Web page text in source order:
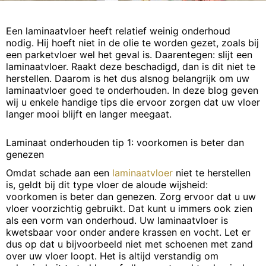
Een laminaatvloer heeft relatief weinig onderhoud
nodig. Hij hoeft niet in de olie te worden gezet, zoals bij
een parketvloer wel het geval is. Daarentegen: slijt een
laminaatvloer. Raakt deze beschadigd, dan is dit niet te
herstellen. Daarom is het dus alsnog belangrijk om uw
laminaatvloer goed te onderhouden. In deze blog geven
wij u enkele handige tips die ervoor zorgen dat uw vloer
langer mooi blijft en langer meegaat.
Laminaat onderhouden tip 1: voorkomen is beter dan
genezen
Omdat schade aan een laminaatvloer niet te herstellen
is, geldt bij dit type vloer de aloude wijsheid:
voorkomen is beter dan genezen. Zorg ervoor dat u uw
vloer voorzichtig gebruikt. Dat kunt u immers ook zien
als een vorm van onderhoud. Uw laminaatvloer is
kwetsbaar voor onder andere krassen en vocht. Let er
dus op dat u bijvoorbeeld niet met schoenen met zand
over uw vloer loopt. Het is altijd verstandig om